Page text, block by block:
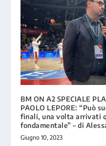
BM ON A2 SPECIALE
PAOLO LEPORE: “Può
finali, una volta arrivati
fondamentale” – di
Giugno 10, 2023